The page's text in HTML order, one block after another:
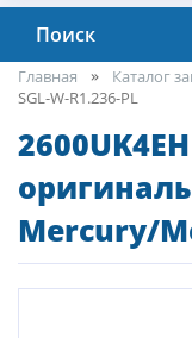
Поиск
Главная
Каталог
SGL-W-R1.236-PL
Mercury/